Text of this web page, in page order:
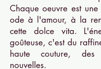
Chaque oeuvre est
ode à l'amour, à la
cette dolce vita.
goûteuse, c'est du
haute couture, des
nouvelles.